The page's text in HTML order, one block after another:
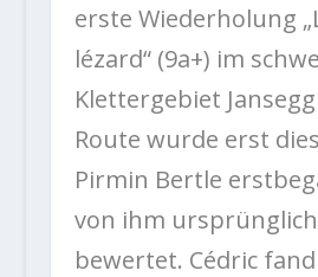
erste Wiederholung
lézard“ (9a+) im
Klettergebiet
Route wurde erst
Pirmin Bertle
von ihm
bewertet. Cédric